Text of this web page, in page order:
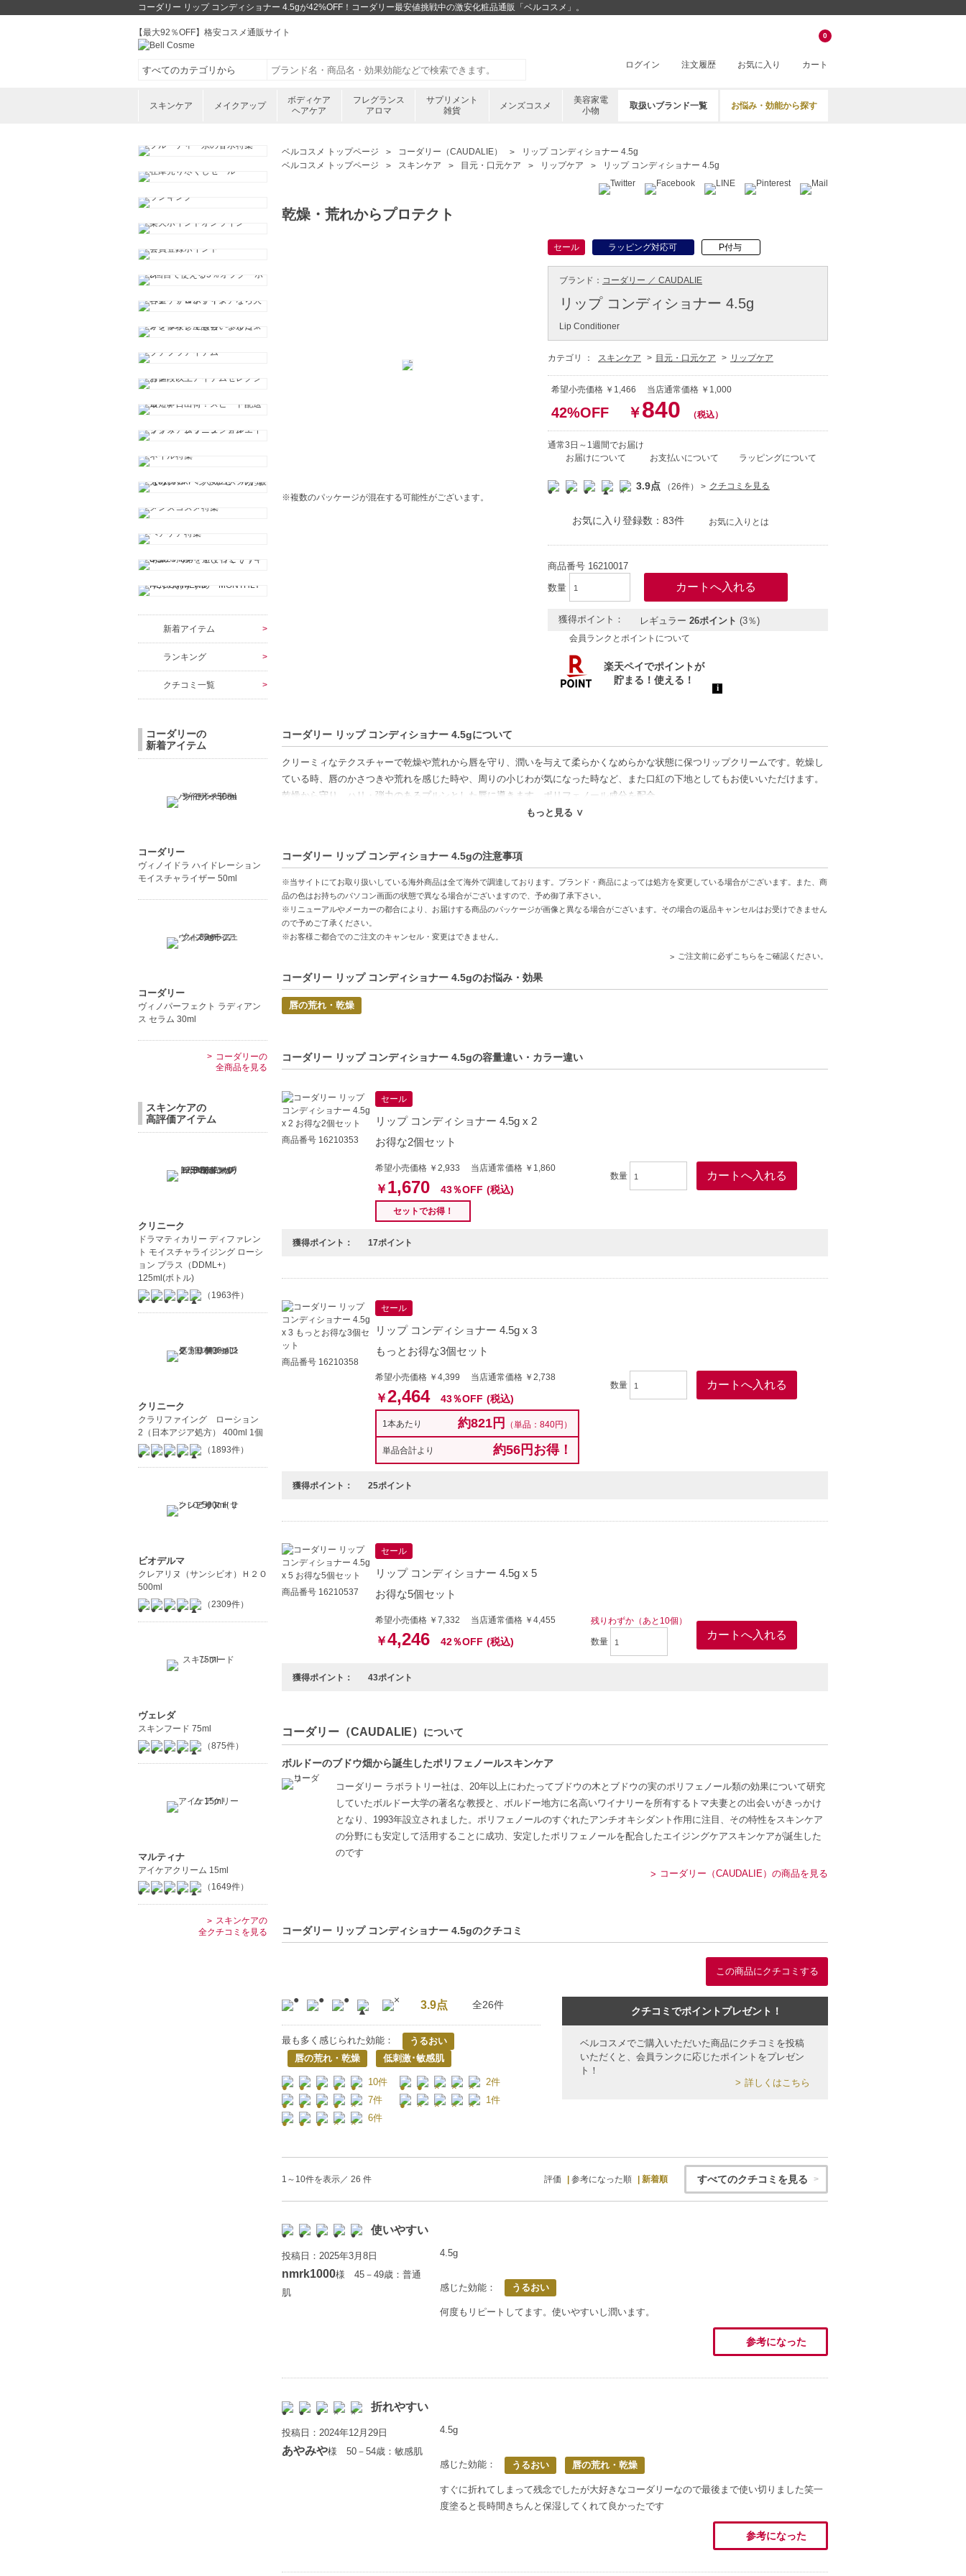
コーダリー リップ コンディショナー 4.5gが42%OFF！コーダリー最安値挑戦中の激安化粧品通販「ベルコスメ」。
【最大92％OFF】格安コスメ通販サイト
ログイン 注文履歴 お気に入り カート
0
スキンケア メイクアップ
ボディケア
ヘアケア
フレグランス
アロマ
サプリメント
雑貨
メンズコスメ
美容家電
小物
取扱いブランド一覧 お悩み・効能から探す
ベルコスメ トップページ コーダリー（CAUDALIE）
リップ コンディショナー 4.5g
ベルコスメ トップページ
スキンケア 目元・口元ケア リップケア リップ コンディショナー 4.5g
乾燥・荒れからプロテクト
※複数のパッケージが混在する可能性がございます。
セール ラッピング対応可 P付与
ブランド： コーダリー ／ CAUDALIE
リップ コンディショナー 4.5g
Lip Conditioner
カテゴリ ： スキンケア 目元・口元ケア リップケア
希望小売価格 ￥1,466 当店通常価格 ￥1,000
42%OFF ￥840 （税込）
通常3日～1週間でお届け
お届けについて
お支払いについて ラッピングについて
3.9点 （26件） クチコミを見る
お気に入り登録数：83件 お気に入りとは
商品番号 16210017
数量
獲得ポイント： レギュラー 26ポイント (3％)
会員ランクとポイントについて
コーダリー リップ コンディショナー 4.5gについて
クリーミィなテクスチャーで乾燥や荒れから唇を守り、潤いを与えて柔らかくなめらかな状態に保つリップクリームです。乾燥し
ている時、唇のかさつきや荒れを感じた時や、周りの小じわが気になった時など、また口紅の下地としてもお使いいただけます。
乾燥から守り、ハリ・弾力のあるプルンとした唇に導きます。ポリフェノール成分を配合。
【商品の特徴】
乾燥からの保護-唇を乾燥や荒れからしっかり守ります。
潤いを与える-クリーミィなテクスチャーでしっかり潤います。
小じわ対策-周りの小じわを気にせず、ふっくらとした印象に。
【こんな方へおすすめ】
唇が荒れやすい方
口紅をつける前に下地が必要な方
【JAN/UPC:3522930000068】
もっと見る ∨
コーダリー リップ コンディショナー 4.5gの注意事項
※当サイトにてお取り扱いしている海外商品は全て海外で調達しております。ブランド・商品によっては処方を変更している場合がございます。また、商
品の色はお持ちのパソコン画面の状態で異なる場合がございますので、予め御了承下さい。
※リニューアルやメーカーの都合により、お届けする商品のパッケージが画像と異なる場合がございます。その場合の返品キャンセルはお受けできません
ので予めご了承ください。
※お客様ご都合でのご注文のキャンセル・変更はできません。
ご注文前に必ずこちらをご確認ください。
コーダリー リップ コンディショナー 4.5gのお悩み・効果
唇の荒れ・乾燥
コーダリー リップ コンディショナー 4.5gの容量違い・カラー違い
商品番号 16210353
セール
リップ コンディショナー 4.5g x 2
お得な2個セット
希望小売価格 ￥2,933 当店通常価格 ￥1,860
￥ 1,670 43％OFF (税込)
セットでお得！
数量
獲得ポイント： 17ポイント
商品番号 16210358
セール
リップ コンディショナー 4.5g x 3
もっとお得な3個セット
希望小売価格 ￥4,399 当店通常価格 ￥2,738
￥2,464 43％OFF (税込)
1本あたり 約821円 （単品：840円）
単品合計より 約56円お得！
数量
獲得ポイント： 25ポイント
商品番号 16210537
セール
リップ コンディショナー 4.5g x 5
お得な5個セット
希望小売価格 ￥7,332 当店通常価格 ￥4,455
￥4,246 42％OFF (税込)
残りわずか（あと10個）
数量
獲得ポイント： 43ポイント
コーダリー（CAUDALIE） について
ボルドーのブドウ畑から誕生したポリフェノールスキンケア
コーダリー ラボラトリー社は、20年以上にわたってブドウの木とブドウの実のポリフェノール類の効果について研究
していたボルドー大学の著名な教授と、ボルドー地方に名高いワイナリーを所有するトマ夫妻との出会いがきっかけ
となり、1993年設立されました。ポリフェノールのすぐれたアンチオキシダント作用に注目、その特性をスキンケア
の分野にも安定して活用することに成功、安定したポリフェノールを配合したエイジングケアスキンケアが誕生した
のです
コーダリー（CAUDALIE）の商品を見る
コーダリー リップ コンディショナー 4.5gのクチコミ
この商品にクチコミする
3.9点 全26件
最も多く感じられた効能：
うるおい
唇の荒れ・乾燥
低刺激･敏感肌
10件
2件
7件
1件
6件
クチコミでポイントプレゼント！
ベルコスメでご購入いただいた商品にクチコミを投稿
いただくと、会員ランクに応じたポイントをプレゼン
ト！
詳しくはこちら
1～10件を表示／ 26 件 評価 参考になった順 新着順 すべてのクチコミを見る
使いやすい
投稿日：2025年3月8日
nmrk1000様 45－49歳：普通
肌
4.5g
感じた効能： うるおい
何度もリピートしてます。使いやすいし潤います。
参考になった
折れやすい
投稿日：2024年12月29日
あやみや様 50－54歳：敏感肌
4.5g
感じた効能： うるおい 唇の荒れ・乾燥
すぐに折れてしまって残念でしたが大好きなコーダリーなので最後まで使い切りました笑一
度塗ると長時間きちんと保湿してくれて良かったです
参考になった
新着アイテム
ランキング
クチコミ一覧
コーダリーの
新着アイテム
コーダリー
ヴィノイドラ ハイドレーション
モイスチャライザー 50ml
コーダリー
ヴィノパーフェクト ラディアン
ス セラム 30ml
コーダリーの
全商品を見る
スキンケアの
高評価アイテム
クリニーク
ドラマティカリー ディファレン
ト モイスチャライジング ローシ
ョン プラス（DDML+）
125ml(ボトル)
（1963件）
クリニーク
クラリファイング ローション
2（日本アジア処方） 400ml 1個
（1893件）
ビオデルマ
クレアリヌ（サンシビオ）Ｈ２Ｏ
500ml
（2309件）
ヴェレダ
スキンフード 75ml
（875件）
マルティナ
アイケアクリーム 15ml
（1649件）
スキンケアの
全クチコミを見る